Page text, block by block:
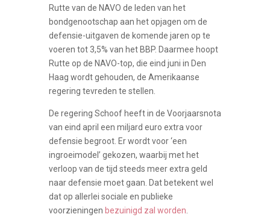
Rutte van de NAVO de leden van het
bondgenootschap aan het opjagen om de
defensie-uitgaven de komende jaren op te
voeren tot 3,5% van het BBP. Daarmee hoopt
Rutte op de NAVO-top, die eind juni in Den
Haag wordt gehouden, de Amerikaanse
regering tevreden te stellen.
De regering Schoof heeft in de Voorjaarsnota
van eind april een miljard euro extra voor
defensie begroot. Er wordt voor ‘een
ingroeimodel’ gekozen, waarbij met het
verloop van de tijd steeds meer extra geld
naar defensie moet gaan. Dat betekent wel
dat op allerlei sociale en publieke
voorzieningen bezuinigd zal worden